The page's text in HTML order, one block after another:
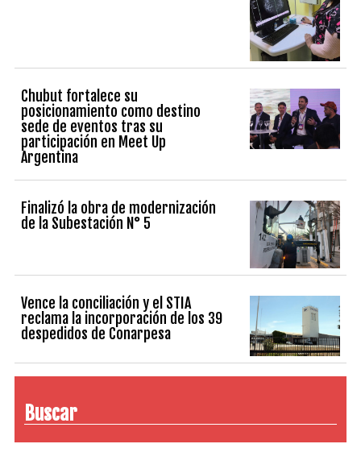
Chubut fortalece su
posicionamiento como destino
sede de eventos tras su
participación en Meet Up
Argentina
Finalizó la obra de modernización
de la Subestación N° 5
Vence la conciliación y el STIA
reclama la incorporación de los 39
despedidos de Conarpesa
Buscar